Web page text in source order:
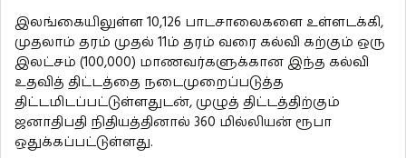
இலங்கையிலுள்ள 10,126 பாடசாலைகளை உள்ளடக்கி,
முதலாம் தரம் முதல் 11ம் தரம் வரை கல்வி கற்கும் ஒரு
இலட்சம் (100,000) மாணவர்களுக்கான இந்த கல்வி
உதவித் திட்டத்தை நடைமுறைப்படுத்த
திட்டமிடப்பட்டுள்ளதுடன், முழுத் திட்டத்திற்கும்
ஜனாதிபதி நிதியத்தினால் 360 மில்லியன் ரூபா
ஒதுக்கப்பட்டுள்ளது.